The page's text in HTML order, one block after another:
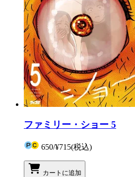
ファミリー・ショー 5
650/¥715(税込)
カートに追加